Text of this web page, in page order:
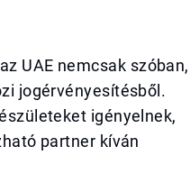
UAE nemcsak szóban,
jogérvényesítésből.
igényelnek,
partner kíván